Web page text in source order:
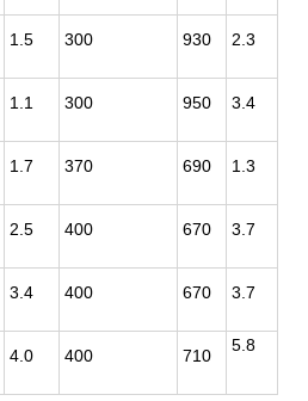
1.5 300 930 2.3
1.1 300 950 3.4
1.7 370 690 1.3
2.5 400 670 3.7
3.4 400 670 3.7
4.0 400 710
5.8